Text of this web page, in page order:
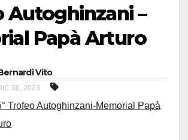
Autoghinzani –
Papà Arturo
Vito
30, 2023
Trofeo Autoghinzani-Memorial Papà